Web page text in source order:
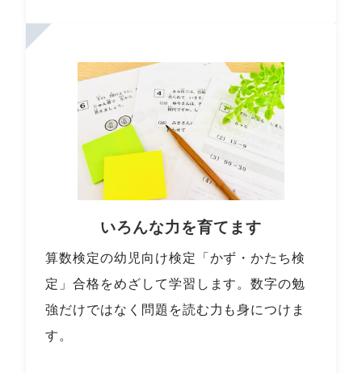
いろんな力を育てます
算数検定の幼児向け検定「かず・かたち検
定」合格をめざして学習します。数字の勉
強だけではなく問題を読む力も身につけま
す。